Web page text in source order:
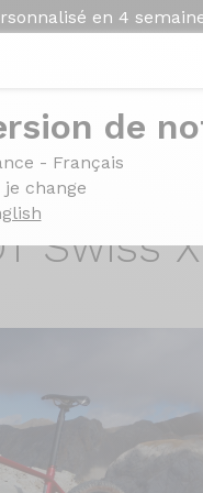
en 4
de
- Français
je change
XT M8100 -
Shox
Swiss